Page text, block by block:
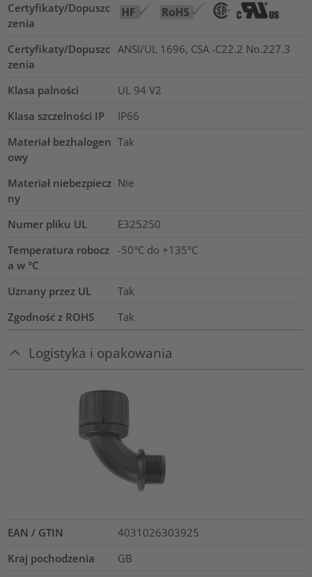
Certyfikaty/Dopuszc
zenia
Certyfikaty/Dopuszc
zenia
ANSI/UL 1696, CSA -C22.2 No.227.3
Klasa palności
UL 94 V2
Klasa szczelności IP
IP66
Materiał bezhalogen
owy
Tak
Materiał niebezpiecz
ny
Nie
Numer pliku UL
E325250
Temperatura robocz
a w °C
-50°C do +135°C
Uznany przez UL
Tak
Zgodność z ROHS
Tak
Logistyka i opakowania
EAN / GTIN
4031026303925
Kraj pochodzenia
GB